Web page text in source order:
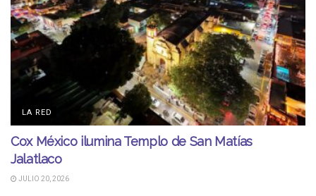
LA RED
Cox México ilumina Templo de San Matías
Jalatlaco
JULIO 20, 2026